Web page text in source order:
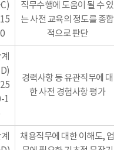
직무수행에 도움이 될 수 있
는 사전 교육의 정도를 종합
적으로 판단
1
경력사항 등 유관직무에 대
한 사전 경험사항 평가
채용직무에 대한 이해도, 업